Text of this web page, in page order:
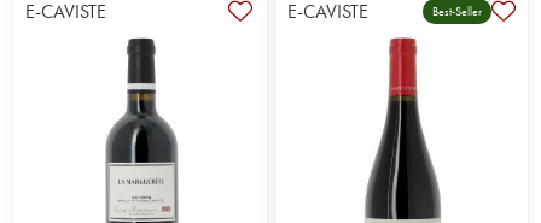
E-CAVISTE E-CAVISTE Best-Seller